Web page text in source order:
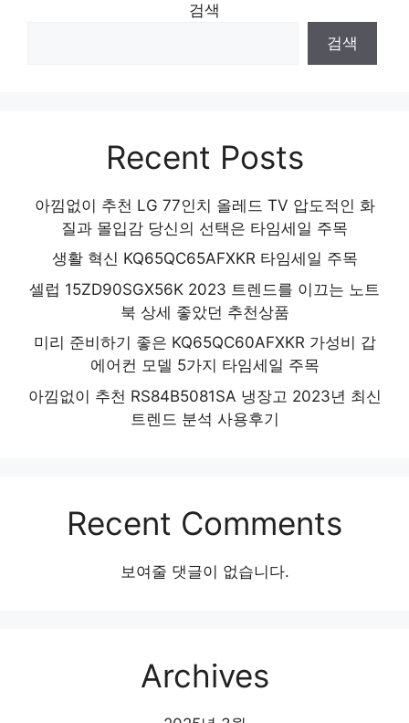
당신만을 위한 특별한 세트 인기 상품 추천
검색
검색
Recent Posts
아낌없이 추천 LG 77인치 올레드 TV 압도적인 화
질과 몰입감 당신의 선택은 타임세일 주목
생활 혁신 KQ65QC65AFXKR 타임세일 주목
셀럽 15ZD90SGX56K 2023 트렌드를 이끄는 노트
북 상세 좋았던 추천상품
미리 준비하기 좋은 KQ65QC60AFXKR 가성비 갑
에어컨 모델 5가지 타임세일 주목
아낌없이 추천 RS84B5081SA 냉장고 2023년 최신
트렌드 분석 사용후기
Recent Comments
보여줄 댓글이 없습니다.
Archives